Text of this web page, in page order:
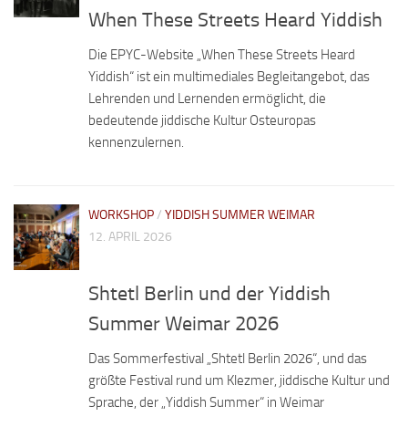
When These Streets Heard Yiddish
Die EPYC-Website „When These Streets Heard
Yiddish“ ist ein multimediales Begleitangebot, das
Lehrenden und Lernenden ermöglicht, die
bedeutende jiddische Kultur Osteuropas
kennenzulernen.
WORKSHOP/ YIDDISH SUMMER WEIMAR
12. APRIL 2026
Shtetl Berlin und der Yiddish
Summer Weimar 2026
Das Sommerfestival „Shtetl Berlin 2026“, und das
größte Festival rund um Klezmer, jiddische Kultur und
Sprache, der „Yiddish Summer“ in Weimar